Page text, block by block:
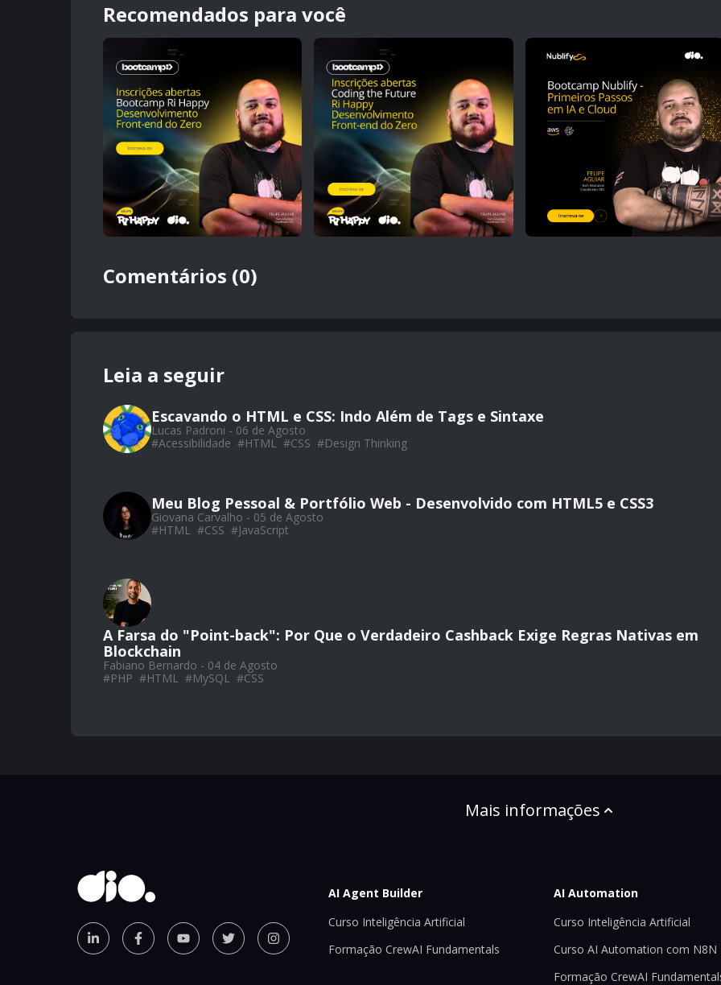
Recomendados para você
Comentários (0)
Leia a seguir
Escavando o HTML e CSS: Indo Além de Tags e Sintaxe
Lucas Padroni - 06 de Agosto
#Acessibilidade #HTML #CSS #Design Thinking
Meu Blog Pessoal & Portfólio Web - Desenvolvido com HTML5 e CSS3
Giovana Carvalho - 05 de Agosto
#HTML #CSS #JavaScript
A Farsa do "Point-back": Por Que o Verdadeiro Cashback Exige Regras Nativas em
Blockchain
Fabiano Bernardo - 04 de Agosto
#PHP #HTML #MySQL #CSS
Mais informações
AI Agent Builder
Curso Inteligência Artificial
Formação CrewAI Fundamentals
AI Automation
Curso Inteligência Artificial
Curso AI Automation com N8N
Formação CrewAI